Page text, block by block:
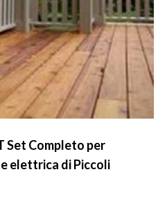
Set Completo per
elettrica di Piccoli